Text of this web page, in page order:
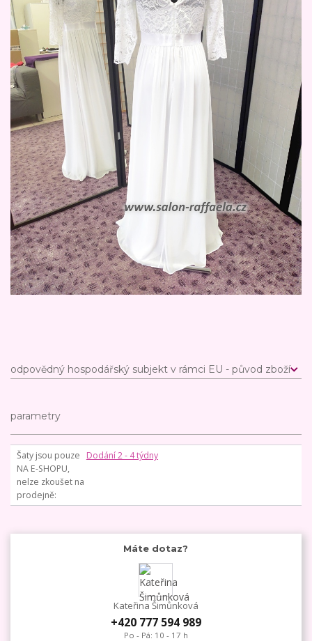
odpovědný hospodářský subjekt v rámci EU - původ zboží
parametry
Šaty jsou pouze
NA E-SHOPU,
nelze zkoušet na
prodejně
Dodání 2 - 4 týdny
Máte dotaz?
Kateřina Šimůnková
+420 777 594 989
Po - Pá: 10 - 17 h